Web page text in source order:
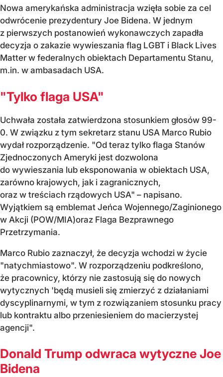
Nowa amerykańska administracja wzięła sobie za cel
odwrócenie prezydentury Joe Bidena. W jednym
z pierwszych postanowień wykonawczych zapadła
decyzja o zakazie wywieszania flag LGBT i Black Lives
Matter w federalnych obiektach Departamentu Stanu,
m.in. w ambasadach USA.
"Tylko flaga USA"
Uchwała została zatwierdzona stosunkiem głosów 99-
0. W związku z tym sekretarz stanu USA Marco Rubio
wydał rozporządzenie. "Od teraz tylko flaga Stanów
Zjednoczonych Ameryki jest dozwolona
do wywieszania lub eksponowania w obiektach USA,
zarówno krajowych, jak i zagranicznych,
oraz w treściach rządowych USA" – napisano.
Wyjątkiem są emblemat Jeńca Wojennego/Zaginionego
w Akcji (POW/MIA)oraz Flaga Bezprawnego
Przetrzymania.
Marco Rubio zaznaczył, że decyzja wchodzi w życie
"natychmiastowo". W rozporządzeniu podkreślono,
że pracownicy, którzy nie zastosują się do nowych
wytycznych 'będą musieli się zmierzyć z działaniami
dyscyplinarnymi, w tym z rozwiązaniem stosunku pracy
lub kontraktu albo przeniesieniem do macierzystej
agencji".
Donald Trump odwraca wytyczne Joe
Bidena